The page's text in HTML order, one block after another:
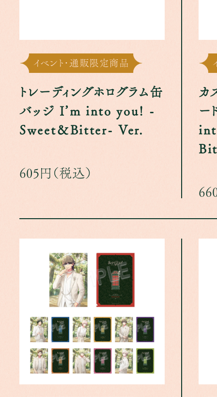
イベント･通販限定商品
トレーディングホログラム缶
バッジ I’m into you! -
Sweet＆Bitter- Ver.
605円（税込）
カ
ー